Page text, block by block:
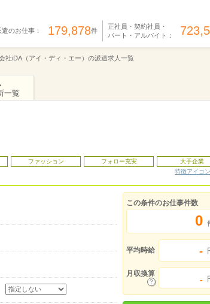
遣のお仕事： 179,878件
正社員・契約社員・
パート・アルバイト：
社iDA（アイ・ディ・エー）の派遣求人一覧
一覧
ファッション フォロー充実
大手企業
特徴アイコ
この条件のお仕事件数
0
平均時給 -
月収換算
-